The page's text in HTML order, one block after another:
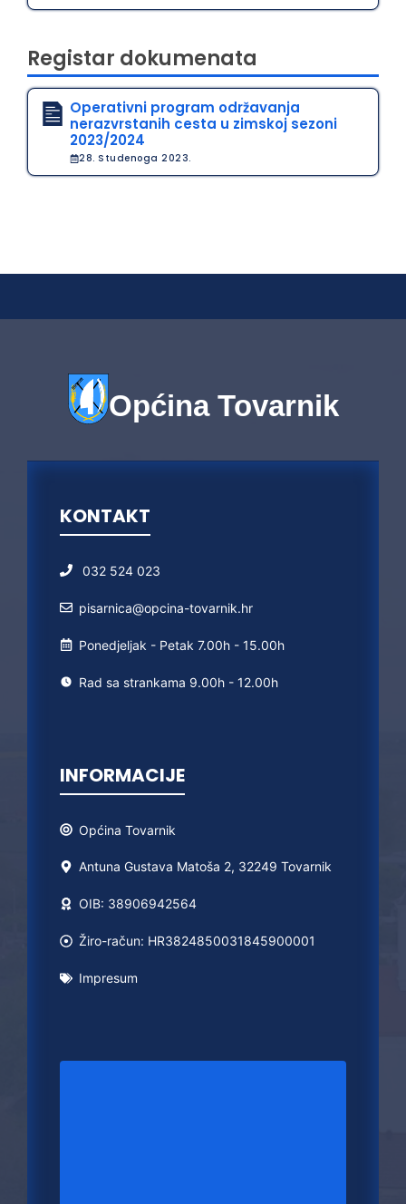
Registar dokumenata
Operativni program održavanja
nerazvrstanih cesta u zimskoj sezoni
2023/2024
28. Studenoga 2023.
Općina Tovarnik
KONTAKT
032 524 023
pisarnica@opcina-tovarnik.hr
Ponedjeljak - Petak 7.00h - 15.00h
Rad sa strankama 9.00h - 12.00h
INFORMACIJE
Općina Tovarnik
Antuna Gustava Matoša 2, 32249 Tovarnik
OIB: 38906942564
Žiro-račun: HR3824850031845900001
Impresum